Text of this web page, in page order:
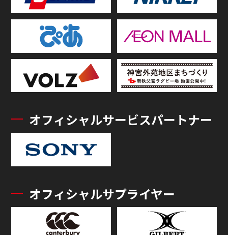
オフィシャルサービスパートナー
オフィシャルサプライヤー